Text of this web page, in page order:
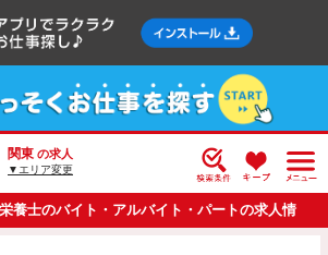
関東 の求人
▼エリア変更
養士のバイト・アルバイト・パートの求人情
報一覧